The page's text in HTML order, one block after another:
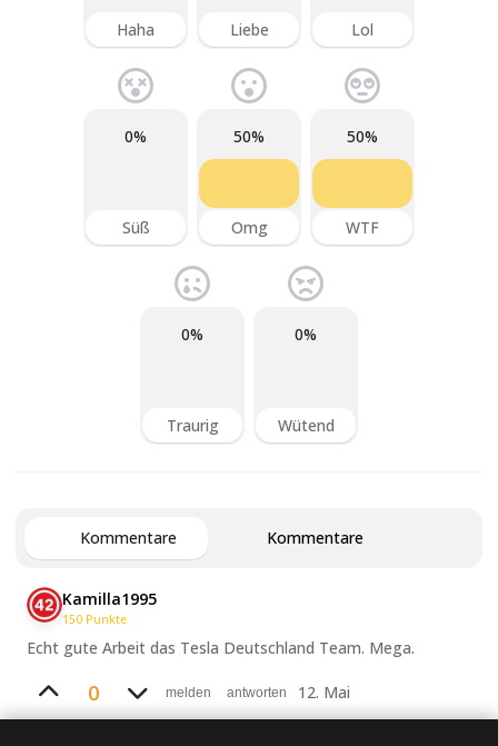
Haha Liebe Lol
0%
Süß
50%
Omg
50%
WTF
0%
Traurig
0%
Wütend
Kommentare Kommentare
Kamilla1995
150 Punkte
Echt gute Arbeit das Tesla Deutschland Team. Mega.
0 melden antworten 12. Mai